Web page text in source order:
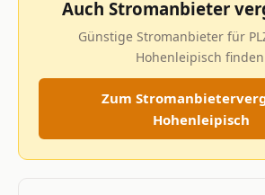
Auch Stromanbieter
Günstige Stromanbieter für
Hohenleipisch
Zum
Hohenleipisch